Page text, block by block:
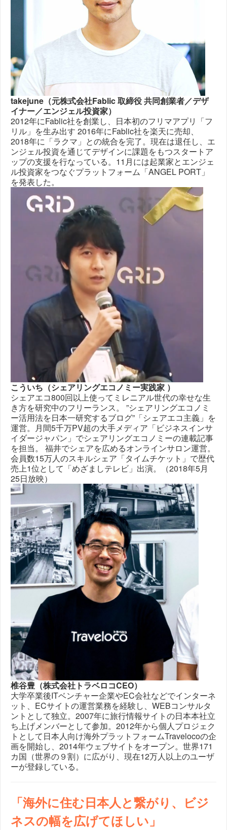
takejune（元株式会社Fablic 取締役 共同創業者／デザ
イナー／エンジェル投資家）
2012年にFablic社を創業し、日本初のフリマアプリ「フ
リル」を生み出す 2016年にFablic社を楽天に売却、
2018年に「ラクマ」との統合を完了。現在は退任し、エ
ンジェル投資を通じてデザインに課題をもつスタートア
ップの支援を行なっている。11月には起業家とエンジェ
ル投資家をつなぐプラットフォーム「ANGEL PORT」
を発表した。
こういち（シェアリングエコノミー実践家 ）
シェアエコ800回以上使ってミレニアル世代の幸せな生
き方を研究中のフリーランス。 ”シェアリングエコノミ
ー活用法を日本一研究するブログ”「シェアエコ主義」を
運営。月間5千万PV超の大手メディア「ビジネスインサ
イダージャパン」でシェアリングエコノミーの連載記事
を担当。 福井でシェアを広めるオンラインサロン運営。
会員数15万人のスキルシェア「タイムチケット」で歴代
売上1位として「めざましテレビ」出演。（2018年5月
25日放映）
椎谷豊（株式会社トラベロコCEO）
大学卒業後ITベンチャー企業やEC会社などでインターネ
ット、ECサイトの運営業務を経験し、WEBコンサルタ
ントとして独立。2007年に旅行情報サイトの日本本社立
ち上げメンバーとして参加。2012年から個人プロジェク
トとして日本人向け海外プラットフォームTravelocoの企
画を開始し、2014年ウェブサイトをオープン。世界171
カ国（世界の９割）に広がり、現在12万人以上のユーザ
ーが登録している。
「海外に住む日本人と繋がり、ビジ
ネスの幅を広げてほしい」